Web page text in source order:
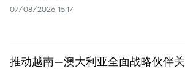
07/08/2026 15:17
推动越南—澳大利亚全面战略伙伴关